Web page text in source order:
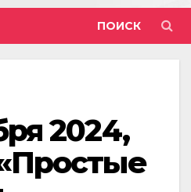
ПОИСК
2024,